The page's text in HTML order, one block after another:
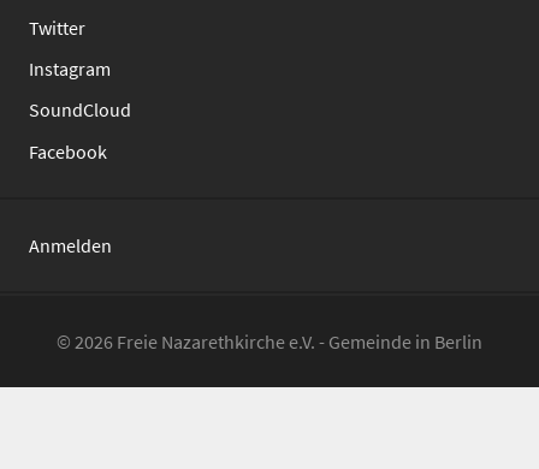
Twitter
Instagram
SoundCloud
Facebook
Anmelden
© 2026 Freie Nazarethkirche e.V. - Gemeinde in Berlin